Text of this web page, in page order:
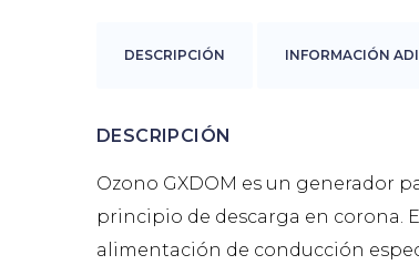
DESCRIPCIÓN INFORMACIÓN
DESCRIPCIÓN
Ozono GXDOM es un generador
principio de descarga en corona.
alimentación de conducción